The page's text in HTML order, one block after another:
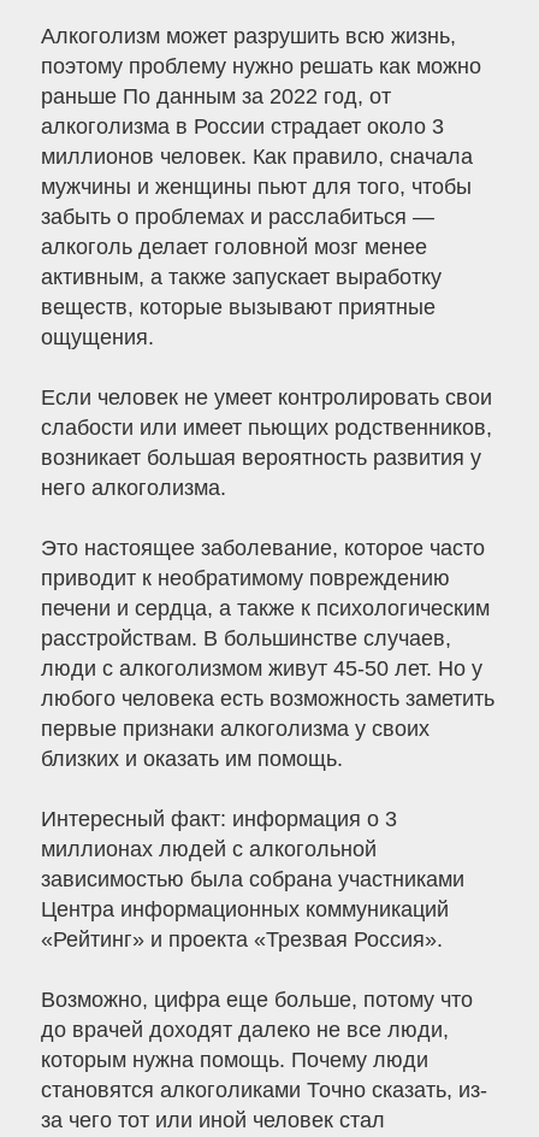
Алкоголизм может разрушить всю жизнь,
поэтому проблему нужно решать как можно
раньше По данным за 2022 год, от
алкоголизма в России страдает около 3
миллионов человек. Как правило, сначала
мужчины и женщины пьют для того, чтобы
забыть о проблемах и расслабиться —
алкоголь делает головной мозг менее
активным, а также запускает выработку
веществ, которые вызывают приятные
ощущения.
Если человек не умеет контролировать свои
слабости или имеет пьющих родственников,
возникает большая вероятность развития у
него алкоголизма.
Это настоящее заболевание, которое часто
приводит к необратимому повреждению
печени и сердца, а также к психологическим
расстройствам. В большинстве случаев,
люди с алкоголизмом живут 45-50 лет. Но у
любого человека есть возможность заметить
первые признаки алкоголизма у своих
близких и оказать им помощь.
Интересный факт: информация о 3
миллионах людей с алкогольной
зависимостью была собрана участниками
Центра информационных коммуникаций
«Рейтинг» и проекта «Трезвая Россия».
Возможно, цифра еще больше, потому что
до врачей доходят далеко не все люди,
которым нужна помощь. Почему люди
становятся алкоголиками Точно сказать, из-
за чего тот или иной человек стал